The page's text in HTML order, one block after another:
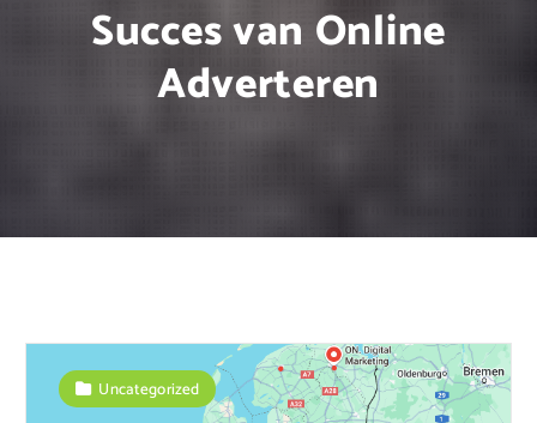
Succes van Online
Adverteren
Uncategorized